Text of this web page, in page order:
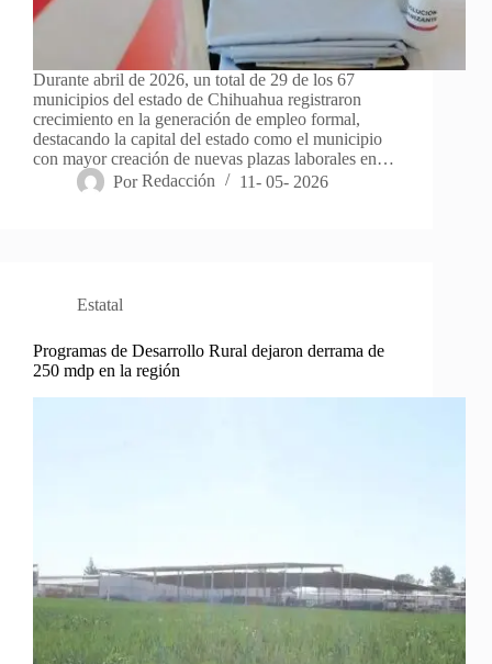
Durante abril de 2026, un total de 29 de los 67
municipios del estado de Chihuahua registraron
crecimiento en la generación de empleo formal,
destacando la capital del estado como el municipio
con mayor creación de nuevas plazas laborales en…
Por Redacción 11- 05- 2026
Estatal
Programas de Desarrollo Rural dejaron derrama de
250 mdp en la región